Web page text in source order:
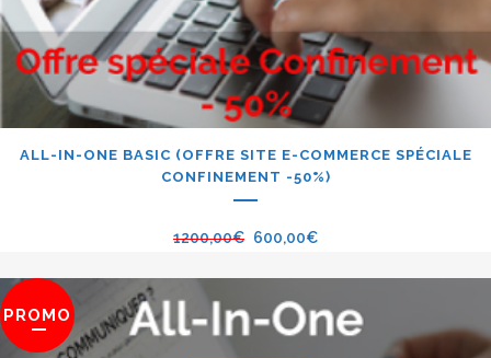
ALL-IN-ONE BASIC (OFFRE SITE E-COMMERCE SPÉCIALE
CONFINEMENT -50%)
1200,00€ 600,00€
PROMO